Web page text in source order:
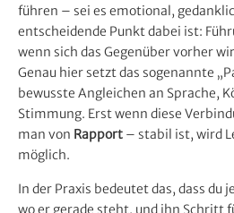
führen – sei es emotional,
entscheidende Punkt dabei ist:
wenn sich das Gegenüber vorher
Genau hier setzt das sogenannte
bewusste Angleichen an Sprache,
Stimmung. Erst wenn diese
man von Rapport – stabil ist, wird
möglich.
In der Praxis bedeutet das, dass du
wo er gerade steht, und ihn Schritt